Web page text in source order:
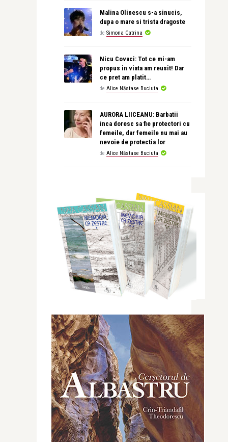
Malina Olinescu s-a sinucis,
dupa o mare si trista dragoste
de Simona Catrina
Nicu Covaci: Tot ce mi-am
propus in viata am reusit! Dar
ce pret am platit…
de Alice Năstase Buciuta
AURORA LIICEANU: Barbatii
inca doresc sa fie protectori cu
femeile, dar femeile nu mai au
nevoie de protectia lor
de Alice Năstase Buciuta